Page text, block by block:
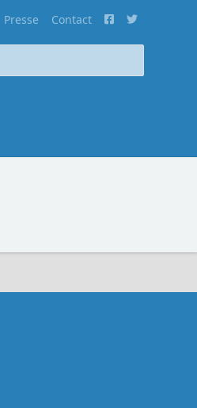
Presse Contact